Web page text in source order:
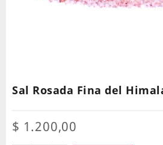
Sal Rosada Fina del
$ 1.200,00